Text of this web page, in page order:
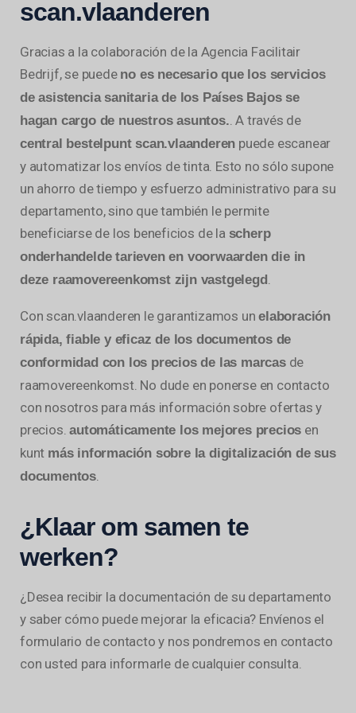
scan.vlaanderen
Gracias a la colaboración de la Agencia Facilitair
Bedrijf, se puede no es necesario que los servicios
de asistencia sanitaria de los Países Bajos se
hagan cargo de nuestros asuntos. . A través de
central bestelpunt scan.vlaanderen puede escanear
y automatizar los envíos de tinta. Esto no sólo supone
un ahorro de tiempo y esfuerzo administrativo para su
departamento, sino que también le permite
beneficiarse de los beneficios de la scherp
onderhandelde tarieven en voorwaarden die in
deze raamovereenkomst zijn vastgelegd
Con scan.vlaanderen le garantizamos unelaboración
rápida, fiable y eficaz de los documentos de
conformidad con los precios de las marcasde
raamovereenkomst. No dude en ponerse en contacto
con nosotros para más información sobre ofertas y
precios.automáticamente los mejores precios en
kunt más información sobre la digitalización de sus
documentos
¿Klaar om samen te
werken?
¿Desea recibir la documentación de su departamento
y saber cómo puede mejorar la eficacia? Envíenos el
formulario de contacto y nos pondremos en contacto
con usted para informarle de cualquier consulta.